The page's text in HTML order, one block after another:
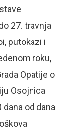
27. travnja
putokazi i
roku,
Opatije o
Osojnica
od dana